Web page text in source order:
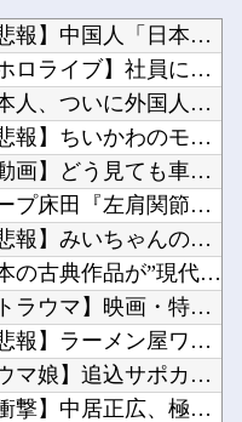
【悲報】中国人「日本人評論家がBYDのラッコの装備を褒めてるけど中国では基本的な装備やぞ…...
【ホロライブ】社員にビブー好きがいるに違いない（確信他
日本人、ついに外国人受け入れ反対が過半数突破ｗｗｗ他
【悲報】ちいかわのモモンガ、逝きそう他
【動画】どう見ても車がヤバい事故動画、謎にバイク批判派が湧いてきて終わる他
カープ床田『左肩関節周囲炎(通称四十肩)』との診断。最短での復帰も視野他
【悲報】みいちゃんの作者さん、泣いてしまう?他
日本の古典作品が”現代にふさわしい表現”に強制変更される事態が進行中、今の価値観に照らせば...
【トラウマ】映画・特撮・アニメ・漫画・ゲームで「主人公がガチで敗北した回」と聞いて真っ先に...
【悲報】ラーメン屋ワイ、親切で器を重ねただけなのにクソ店主にキレられる ←…礼儀正しいワイ...
【ウマ娘】追込サポカが一向にアップデートされない理由…「これだけ出さないってことは」他
【衝撃】中居正広、極秘に『ある事』を始めていたと判明する・・・他